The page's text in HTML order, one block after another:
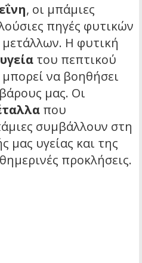
, οι μπάμιες
πηγές φυτικών
μετάλλων. Η φυτική
υγεία του πεπτικού
να βοηθήσει
μας. Οι
που
συμβάλλουν στη
μας υγείας και της
προκλήσεις.